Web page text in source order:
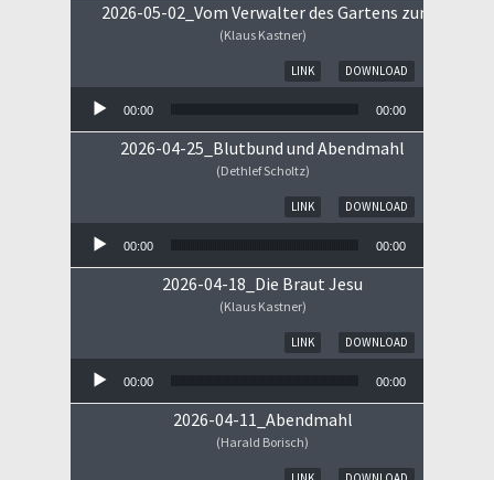
2026-05-02_Vom Verwalter des Gartens zum
(Klaus Kastner)
DOWNLOAD
LINK
00:00 00:00
2026-04-25_Blutbund und Abendmahl
(Dethlef Scholtz)
DOWNLOAD
LINK
00:00 00:00
2026-04-18_Die Braut Jesu
(Klaus Kastner)
DOWNLOAD
LINK
00:00 00:00
2026-04-11_Abendmahl
(Harald Borisch)